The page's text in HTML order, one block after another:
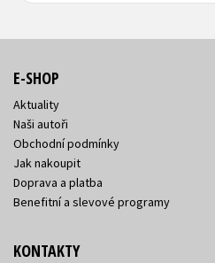
E-SHOP
Aktuality
Naši autoři
Obchodní podmínky
Jak nakoupit
Doprava a platba
Benefitní a slevové programy
KONTAKTY